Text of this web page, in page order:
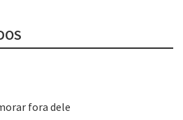
fora dele